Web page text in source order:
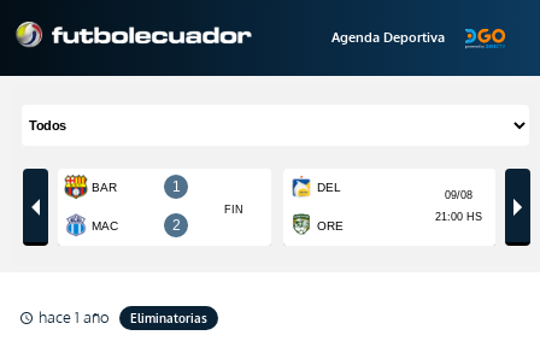
Agenda Deportiva
schedule hace 1 año Eliminatorias